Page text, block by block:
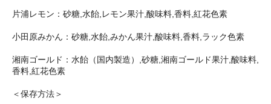
片浦レモン：砂糖,水飴,レモン果汁,酸味料,香料,紅花色素
小田原みかん：砂糖,水飴,みかん果汁,酸味料,香料,ラック色素
湘南ゴールド：水飴（国内製造）,砂糖,湘南ゴールド果汁,酸味料,
香料,紅花色素
＜保存方法＞